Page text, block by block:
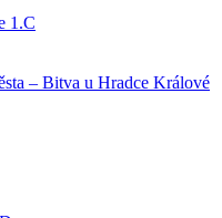
1.C
– Bitva u Hradce Králové